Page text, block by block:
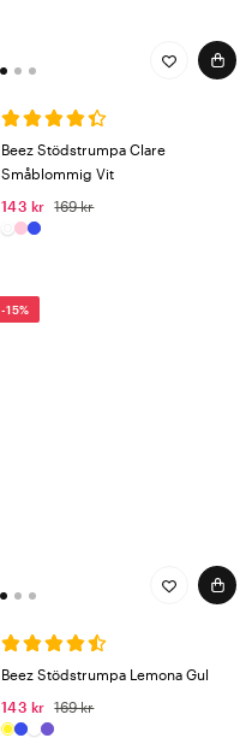
Beez Stödstrumpa Clare
Småblommig Vit
143 kr
169 kr
-15%
Beez Stödstrumpa Lemona Gul
143 kr
169 kr